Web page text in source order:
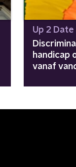
Up 2 Date
handicap
vanaf